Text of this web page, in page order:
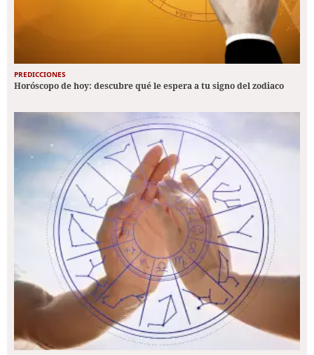
PREDICCIONES
Horóscopo de hoy: descubre qué le espera a tu signo del zodiaco